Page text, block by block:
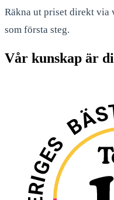
Räkna ut priset direkt via
som första steg.
Vår kunskap är